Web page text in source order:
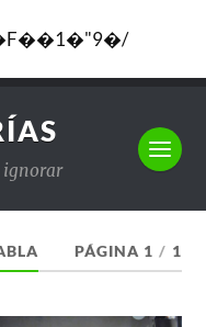
ignorar
PÁGINA 1 / 1